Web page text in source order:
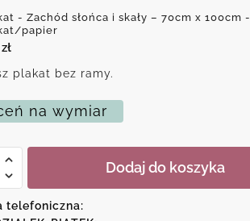
- Zachód słońca i skały – 70cm x 100cm -
papier
zł
plakat bez ramy.
na wymiar
Dodaj do koszyka
telefoniczna: